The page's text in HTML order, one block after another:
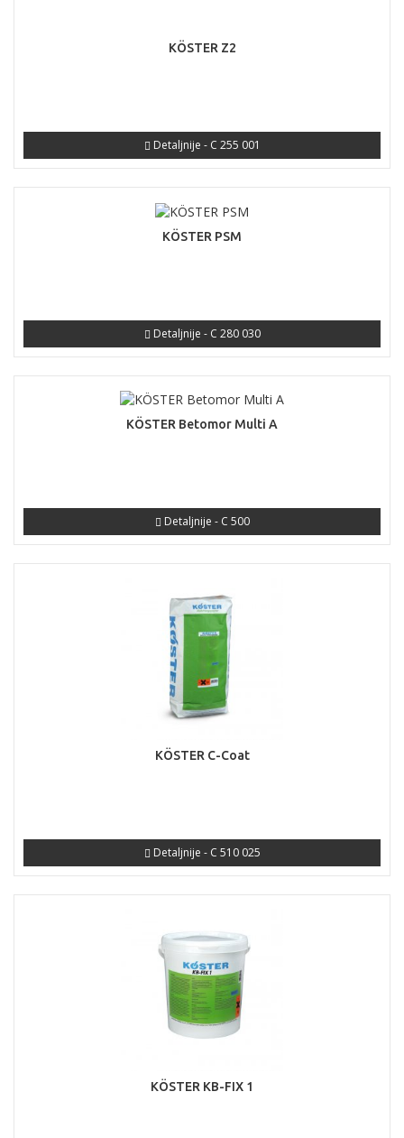
KÖSTER Z2
Detaljnije - C 255 001
KÖSTER PSM
Detaljnije - C 280 030
KÖSTER Betomor Multi A
Detaljnije - C 500
KÖSTER C-Coat
Detaljnije - C 510 025
KÖSTER KB-FIX 1